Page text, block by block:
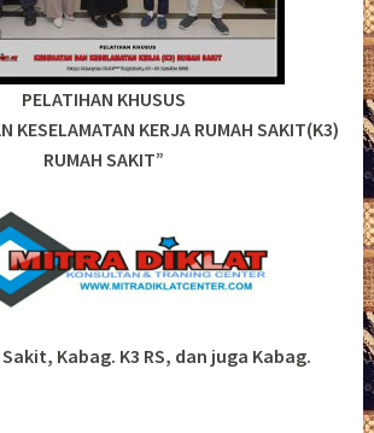
PELATIHAN KHUSUS
KESELAMATAN KERJA RUMAH SAKIT(K3)
RUMAH SAKIT”
Kabag. K3 RS, dan juga Kabag.